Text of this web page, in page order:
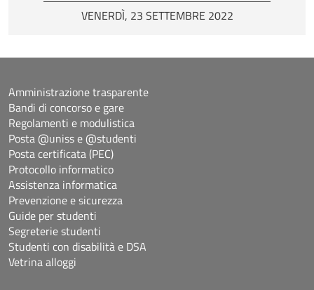
VENERDÌ, 23 SETTEMBRE 2022
Amministrazione trasparente
Bandi di concorso e gare
Regolamenti e modulistica
Posta @uniss e @studenti
Posta certificata (PEC)
Protocollo informatico
Assistenza informatica
Prevenzione e sicurezza
Guide per studenti
Segreterie studenti
Studenti con disabilità e DSA
Vetrina alloggi